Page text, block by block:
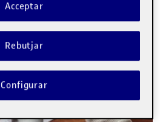
Rebutjar
Acceptar
Configurar